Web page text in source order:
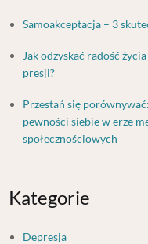
Samoakceptacja – 3
Jak odzyskać radość
presji?
Przestań się
pewności siebie w erze
społecznościowych
Kategorie
Depresja